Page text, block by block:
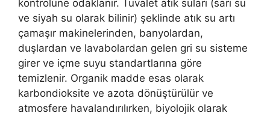
kontrolüne odaklanır. Tuvalet atık suları (sarı su
ve siyah su olarak bilinir) şeklinde atık su artı
çamaşır makinelerinden, banyolardan,
duşlardan ve lavabolardan gelen gri su sisteme
girer ve içme suyu standartlarına göre
temizlenir. Organik madde esas olarak
karbondioksite ve azota dönüştürülür ve
atmosfere havalandırılırken, biyolojik olarak